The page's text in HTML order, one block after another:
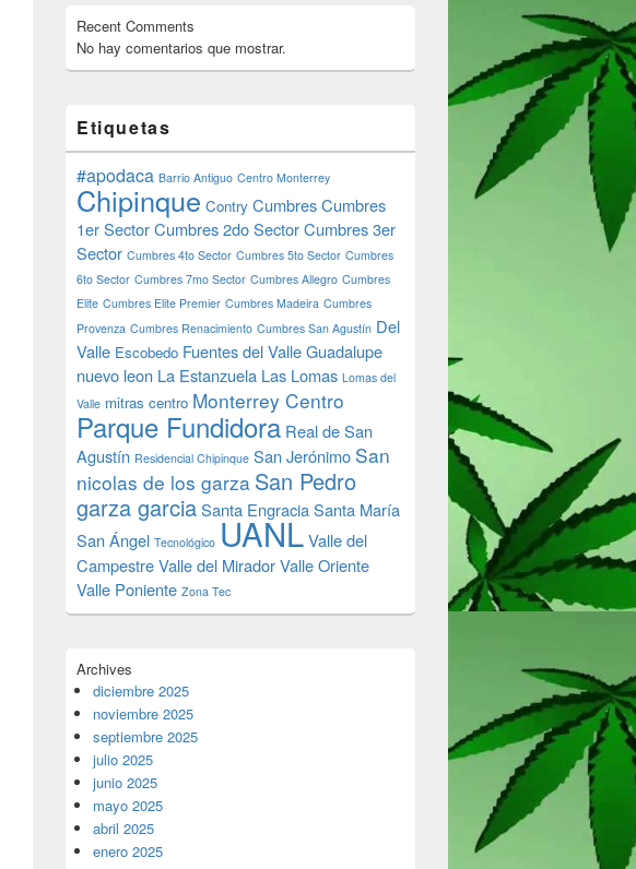
Recent Comments
No hay comentarios que mostrar.
Etiquetas
#apodaca Barrio Antiguo Centro Monterrey
Chipinque Contry CumbresCumbres
1er SectorCumbres 2do SectorCumbres 3er
Sector Cumbres 4to Sector Cumbres 5to Sector Cumbres
6to Sector Cumbres 7mo Sector Cumbres Allegro Cumbres
Elite Cumbres Elite Premier Cumbres Madeira Cumbres
Provenza Cumbres Renacimiento Cumbres San Agustín Del
Valle Escobedo Fuentes del ValleGuadalupe
nuevo leon La Estanzuela Las Lomas Lomas del
Valle mitras centro Monterrey Centro
Parque Fundidora Real de San
Agustín Residencial Chipinque San Jerónimo San
nicolas de los garza San Pedro
garza garciaSanta EngraciaSanta María
San Ángel Tecnológico UANLValle del
CampestreValle del MiradorValle Oriente
Valle Poniente Zona Tec
Archives
diciembre 2025
noviembre 2025
septiembre 2025
julio 2025
junio 2025
mayo 2025
abril 2025
enero 2025